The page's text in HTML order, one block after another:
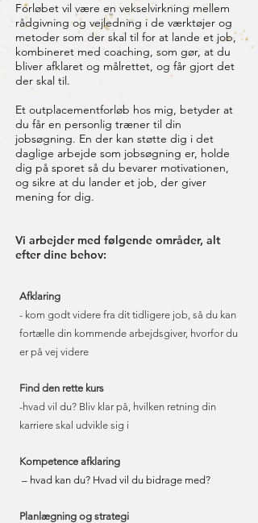
Forløbet vil være en vekselvirkning mellem
rådgivning og vejledning i de værktøjer og
metoder som der skal til for at lande et job,
kombineret med coaching, som gør, at du
bliver afklaret og målrettet, og får gjort det
der skal til.
Et outplacementforløb hos mig, betyder at
du får en personlig træner til din
jobsøgning. En der kan støtte dig i det
daglige arbejde som jobsøgning er, holde
dig på sporet så du bevarer motivationen,
og sikre at du lander et job, der giver
mening for dig.
Vi arbejder med følgende områder, alt
efter dine behov:
Afklaring
- kom godt videre fra dit tidligere job, så du kan
fortælle din kommende arbejdsgiver, hvorfor du
er på vej videre
Find den rette kurs
-hvad vil du? Bliv klar på, hvilken retning din
karriere skal udvikle sig i
Kompetence afklaring
– hvad kan du? Hvad vil du bidrage med?
Planlægning og strategi